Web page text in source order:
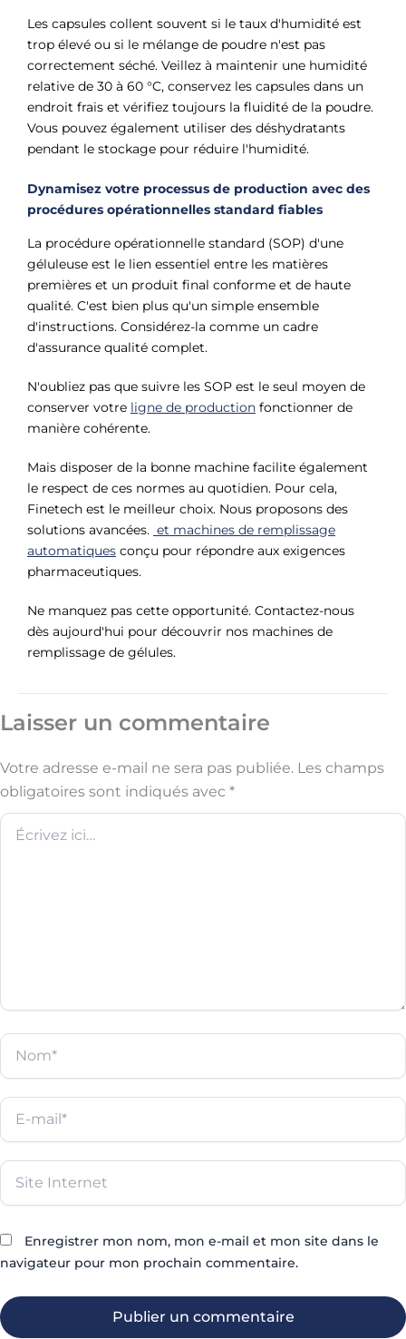
Les capsules collent souvent si le taux d'humidité est
trop élevé ou si le mélange de poudre n'est pas
correctement séché. Veillez à maintenir une humidité
relative de 30 à 60 °C, conservez les capsules dans un
endroit frais et vérifiez toujours la fluidité de la poudre.
Vous pouvez également utiliser des déshydratants
pendant le stockage pour réduire l'humidité.
Dynamisez votre processus de production avec des
procédures opérationnelles standard fiables
La procédure opérationnelle standard (SOP) d'une
géluleuse est le lien essentiel entre les matières
premières et un produit final conforme et de haute
qualité. C'est bien plus qu'un simple ensemble
d'instructions. Considérez-la comme un cadre
d'assurance qualité complet.
N'oubliez pas que suivre les SOP est le seul moyen de
conserver votre ligne de production fonctionner de
manière cohérente.
Mais disposer de la bonne machine facilite également
le respect de ces normes au quotidien. Pour cela,
Finetech est le meilleur choix. Nous proposons des
solutions avancées. et machines de remplissage
automatiques conçu pour répondre aux exigences
pharmaceutiques.
Ne manquez pas cette opportunité. Contactez-nous
dès aujourd'hui pour découvrir nos machines de
remplissage de gélules.
Laisser un commentaire
Votre adresse e-mail ne sera pas publiée. Les champs
obligatoires sont indiqués avec *
Écrivez
ici…
Nom*
E-
mail*
Site
Internet
Enregistrer mon nom, mon e-mail et mon site dans le
navigateur pour mon prochain commentaire.